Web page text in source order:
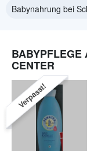
Babynahrung bei
BABYPFLEGE
CENTER
Verpasst!